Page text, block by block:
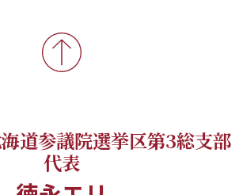
道参議院選挙区第3総支部
代表